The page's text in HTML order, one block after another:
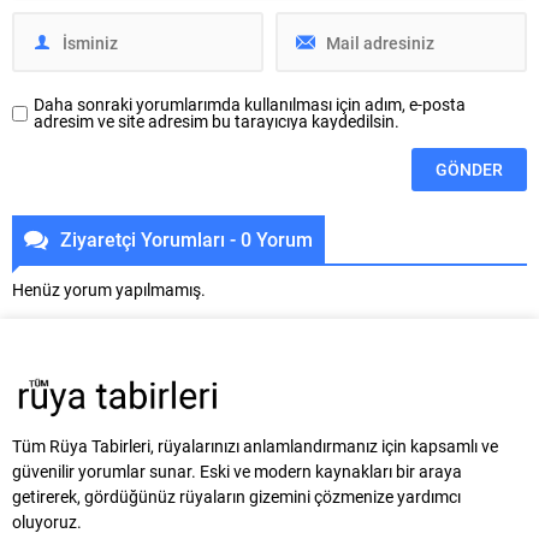
Daha sonraki yorumlarımda kullanılması için adım, e-posta
adresim ve site adresim bu tarayıcıya kaydedilsin.
Ziyaretçi Yorumları - 0 Yorum
Henüz yorum yapılmamış.
Tüm Rüya Tabirleri, rüyalarınızı anlamlandırmanız için kapsamlı ve
güvenilir yorumlar sunar. Eski ve modern kaynakları bir araya
getirerek, gördüğünüz rüyaların gizemini çözmenize yardımcı
oluyoruz.